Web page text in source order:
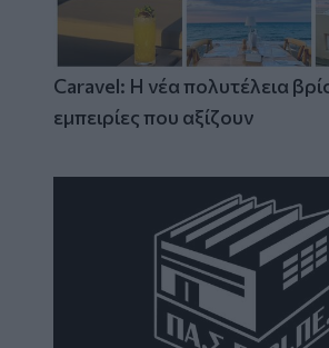
Caravel: Η νέα πολυτέλεια
εμπειρίες που αξίζουν